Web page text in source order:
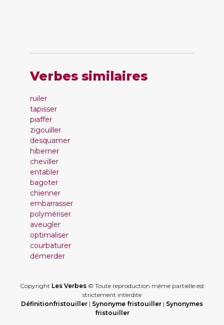
Verbes similaires
ruiler
tapisser
piaffer
zigouiller
desquamer
hiberner
cheviller
entabler
bagoter
chienner
embarrasser
polymériser
aveugler
optimaliser
courbaturer
démerder
Copyright Les Verbes© Toute reproduction même partielle est
strictement interdite
Définitionfristouiller | Synonyme fristouiller | Synonymes
fristouiller